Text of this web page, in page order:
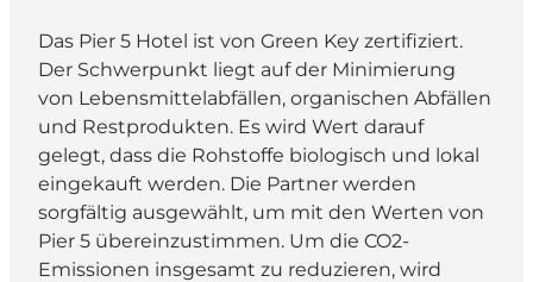
Das Pier 5 Hotel ist von Green Key zertifiziert.
Der Schwerpunkt liegt auf der Minimierung
von Lebensmittelabfällen, organischen Abfällen
und Restprodukten. Es wird Wert darauf
gelegt, dass die Rohstoffe biologisch und lokal
eingekauft werden. Die Partner werden
sorgfältig ausgewählt, um mit den Werten von
Pier 5 übereinzustimmen. Um die CO2-
Emissionen insgesamt zu reduzieren, wird